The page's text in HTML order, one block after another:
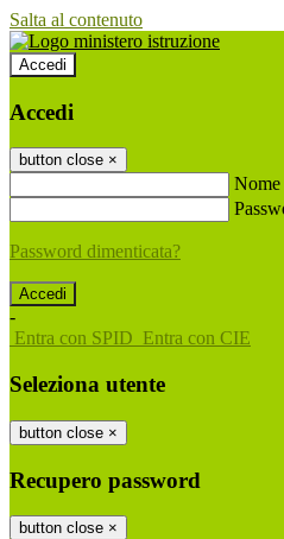
Salta al contenuto
Accedi
Accedi
button close ×
Nome
Password dimenticata?
-
Entra con SPID Entra con CIE
Seleziona utente
button close ×
Recupero password
button close ×